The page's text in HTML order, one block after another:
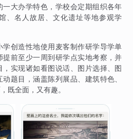
大办学特色，学校会定期组织各年
、名人故居、文化遗址等地参观学
创造性地使用麦客制作研学导学单
前至少一周到研学点实地考察，并
实现诸如看图说话、图片选择、图
题目，涵盖陈列展品、建筑特色、
既全面，又有趣。